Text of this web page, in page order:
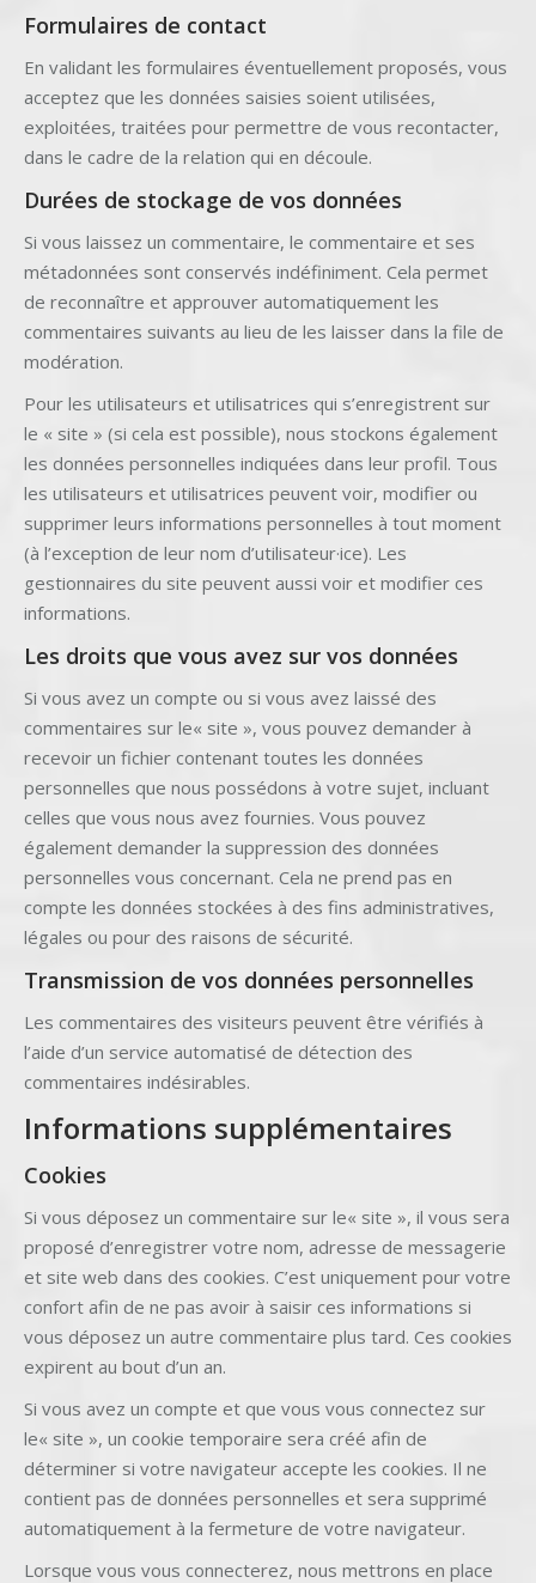
Formulaires de contact
En validant les formulaires éventuellement proposés, vous
acceptez que les données saisies soient utilisées,
exploitées, traitées pour permettre de vous recontacter,
dans le cadre de la relation qui en découle.
Durées de stockage de vos données
Si vous laissez un commentaire, le commentaire et ses
métadonnées sont conservés indéfiniment. Cela permet
de reconnaître et approuver automatiquement les
commentaires suivants au lieu de les laisser dans la file de
modération.
Pour les utilisateurs et utilisatrices qui s’enregistrent sur
le « site » (si cela est possible), nous stockons également
les données personnelles indiquées dans leur profil. Tous
les utilisateurs et utilisatrices peuvent voir, modifier ou
supprimer leurs informations personnelles à tout moment
(à l’exception de leur nom d’utilisateur·ice). Les
gestionnaires du site peuvent aussi voir et modifier ces
informations.
Les droits que vous avez sur vos données
Si vous avez un compte ou si vous avez laissé des
commentaires sur le« site », vous pouvez demander à
recevoir un fichier contenant toutes les données
personnelles que nous possédons à votre sujet, incluant
celles que vous nous avez fournies. Vous pouvez
également demander la suppression des données
personnelles vous concernant. Cela ne prend pas en
compte les données stockées à des fins administratives,
légales ou pour des raisons de sécurité.
Transmission de vos données personnelles
Les commentaires des visiteurs peuvent être vérifiés à
l’aide d’un service automatisé de détection des
commentaires indésirables.
Informations supplémentaires
Cookies
Si vous déposez un commentaire sur le« site », il vous sera
proposé d’enregistrer votre nom, adresse de messagerie
et site web dans des cookies. C’est uniquement pour votre
confort afin de ne pas avoir à saisir ces informations si
vous déposez un autre commentaire plus tard. Ces cookies
expirent au bout d’un an.
Si vous avez un compte et que vous vous connectez sur
le« site », un cookie temporaire sera créé afin de
déterminer si votre navigateur accepte les cookies. Il ne
contient pas de données personnelles et sera supprimé
automatiquement à la fermeture de votre navigateur.
Lorsque vous vous connecterez, nous mettrons en place